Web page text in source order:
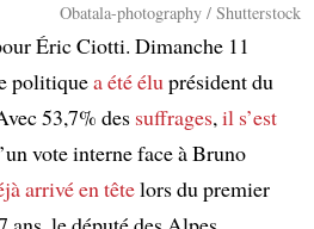
Obatala-photography / Shutterstock
Éric Ciotti. Dimanche 11
politiquea été éluprésident du
53,7% des suffrages,il s’est
vote interne face à Bruno
arrivé en têtelors du premier